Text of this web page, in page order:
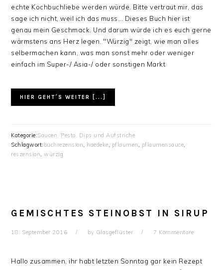
echte Kochbuchliebe werden würde. Bitte vertraut mir, das
sage ich nicht, weil ich das muss... Dieses Buch hier ist
genau mein Geschmack. Und darum würde ich es euch gerne
wärmstens ans Herz legen. "Würzig" zeigt, wie man alles
selbermachen kann, was man sonst mehr oder weniger
einfach im Super-/ Asia-/ oder sonstigen Markt
HIER GEHT´S WEITER [...]
Kategorie:Saucen, Pesto, Dips und Aufstriche
Schlagwort: buchrezension, haedeke, pflaumen , pflaumensauce,
reszension,würzig
GEMISCHTES STEINOBST IN SIRUP
18. September 2016 by Glasgeflüster 7 Kommentare
Hallo zusammen, ihr habt letzten Sonntag gar kein Rezept